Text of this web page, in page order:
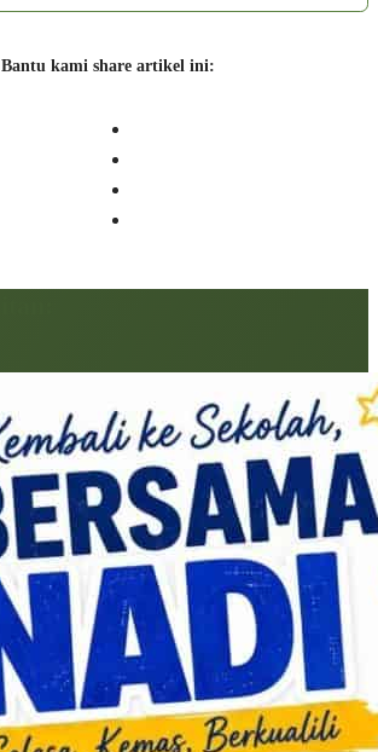
Bantu kami share artikel ini: